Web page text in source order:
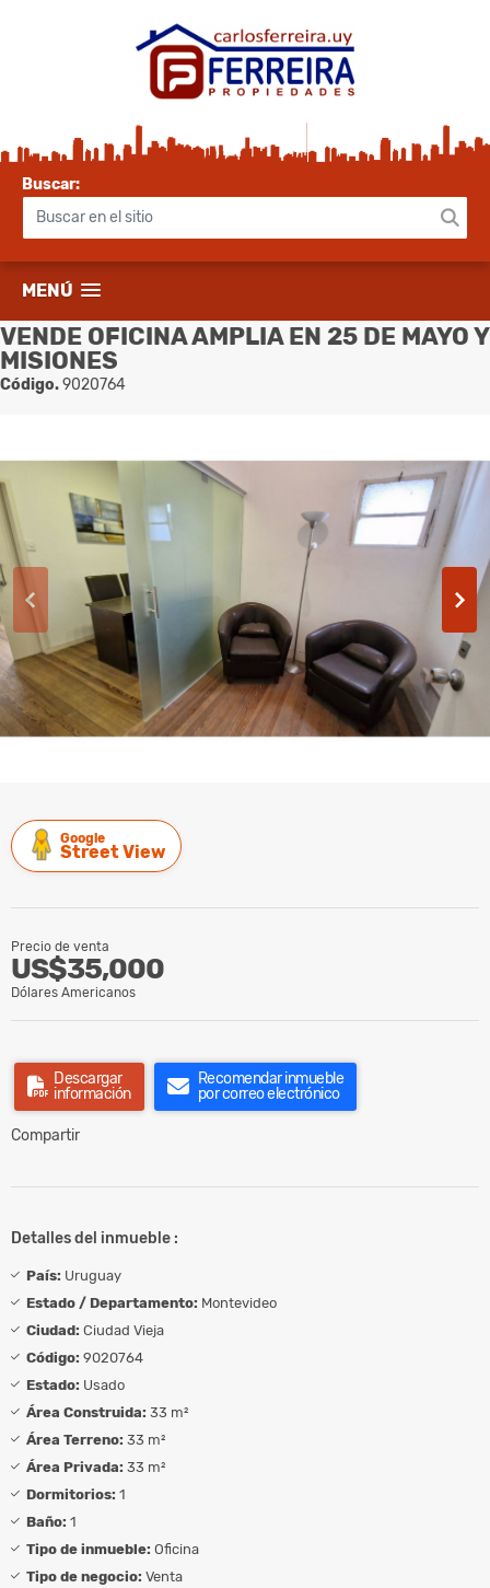
Buscar:
MENÚ
VENDE OFICINA AMPLIA EN 25 DE MAYO Y
MISIONES
Código.9020764
Google
Street View
Precio de venta
US$35,000
Dólares Americanos
Descargar
información
Recomendar inmueble
por correo electrónico
Compartir
Detalles del inmueble :
País: Uruguay
Estado / Departamento: Montevideo
Ciudad: Ciudad Vieja
Código: 9020764
Estado: Usado
Área Construida: 33 m²
Área Terreno: 33 m²
Área Privada: 33 m²
Dormitorios: 1
Baño: 1
Tipo de inmueble: Oficina
Tipo de negocio: Venta